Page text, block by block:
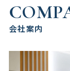
会社案内